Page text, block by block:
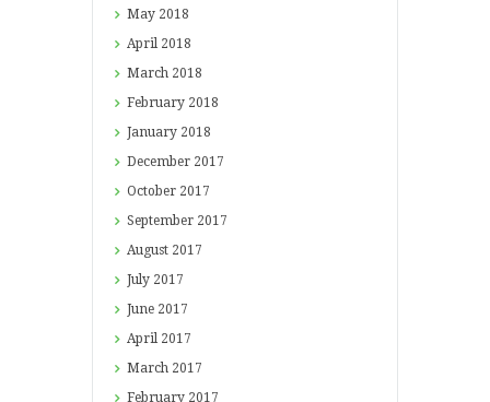
May 2018
April 2018
March 2018
February 2018
January 2018
December 2017
October 2017
September 2017
August 2017
July 2017
June 2017
April 2017
March 2017
February 2017